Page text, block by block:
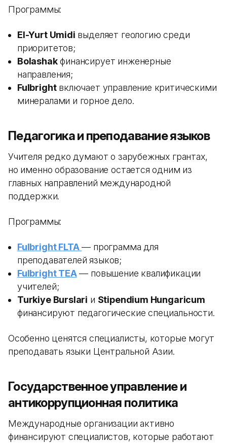
Программы:
El-Yurt Umidi выделяет геологию среди
приоритетов;
Bolashakфинансирует инженерные
направления;
Fulbrightвключает управление критическими
минералами и горное дело.
Педагогика и преподавание языков
Учителя редко думают о зарубежных грантах,
но именно образование остается одним из
главных направлений международной
поддержки.
Программы:
Fulbright FLTA — программа для
преподавателей языков;
Fulbright TEA— повышение квалификации
учителей;
Turkiye Burslari и Stipendium Hungaricum
финансируют педагогические специальности.
Особенно ценятся специалисты, которые могут
преподавать языки Центральной Азии.
Государственное управление и
антикоррупционная политика
Международные организации активно
финансируют специалистов, которые работают